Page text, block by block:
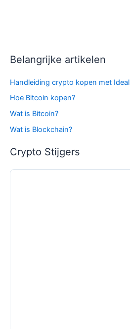
Belangrijke artikelen
Handleiding crypto kopen met Ideal
Hoe Bitcoin kopen?
Wat is Bitcoin?
Wat is Blockchain?
Crypto Stijgers